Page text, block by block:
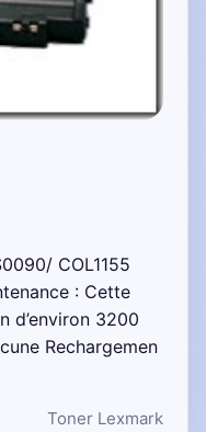
COL1155
: Cette
d’environ 3200
Rechargemen
Toner Lexmark